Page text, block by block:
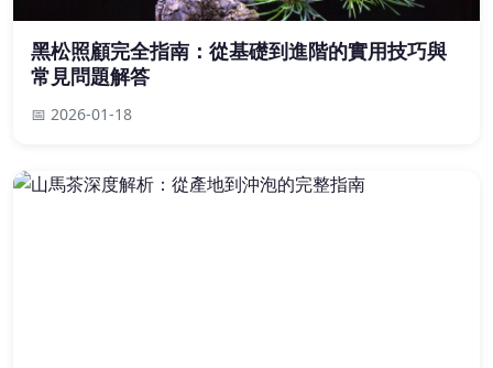
黑松照顧完全指南：從基礎到進階的實用技巧與
常見問題解答
📅 2026-01-18